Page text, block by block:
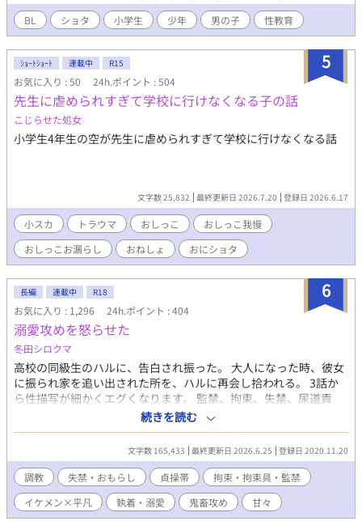
BL ショタ 小学生 少年 男の子 性教育
5
ｼｮｰﾄｼｮｰﾄ 連載中 R15
お気に入り : 50 24h.ポイント : 504
先生に虐められすぎて学校に行けなくなる子の話
こじらせた処女
小学生4年生の空が先生に虐められすぎて学校に行けなくなる話
文字数 25,832 最終更新日 2026.7.20 登録日 2026.6.17
小スカ トラウマ おしっこ
おしっこ我慢
おしっこお漏らし
おねしょ おにショタ
6
長編 連載中 R18
お気に入り : 1,296 24h.ポイント : 404
溺愛攻めを怒らせた
冬田シロクマ
高校の同級生のハルに、告白され振った。 大人になった時、彼女
に振られ家を追い出された所を、ハルに再会し拾われる。 3話か
ら性描写が細かくエグくなります。 監禁、拘束、失禁、尿道責
め、4p描写あり。 無理やり多め。 元題名 ・ハルとロン ・溺愛
攻めが、性格悪い受けのせいで鬼畜攻めになった話 【キャラ】 ハ
ル(攻め) イエベ春 全体的に色素が薄い。 甘いマスクのイケメ
ン。 ワンコ溺愛攻め→鬼畜攻めに変化。 ロンの泣き顔が好きにな
り、支配欲の虜になる。 ロン(受け) 嫌なことから兎に角逃げてき
た人生。 小学生の頃、夏休みの宿題は最後の日になっても出来な
かった。 人の気持ちがわからないことがある。 アリサ 派手な見
続きを読む
文字数 165,433 最終更新日 2026.6.25 登録日 2020.11.20
調教 失禁・おもらし 貞操帯
拘束・拘束具・監禁
イケメン×平凡
執着・溺愛 鬼畜攻め 甘々